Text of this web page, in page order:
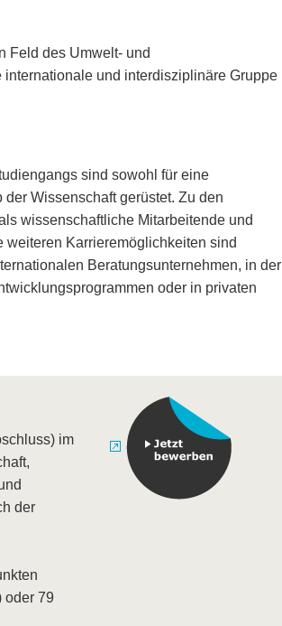
Feld des Umwelt- und
und interdisziplinäre Gruppe
sind sowohl für eine
Wissenschaft gerüstet. Zu den
wissenschaftliche Mitarbeitende und
weiteren Karrieremöglichkeiten sind
Beratungsunternehmen, in der
oder in privaten
im
der
oder 79